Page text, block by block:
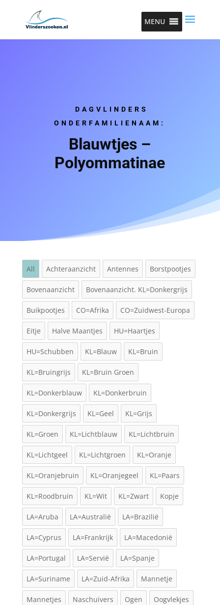
MENU
DAGVLINDERS
ONDERFAMILIENAAM:
Blauwtjes –
Polyommatinae
All Achteraanzicht Antennes Borstpootjes
Bovenaanzicht Bovenaanzicht. KL=Donkergrijs
Buikpootjes CO=Afrika CO=Zuidwest-Europa
Eitje Halve Maantjes HU=Haartjes
HU=Schubben KL=Blauw KL=Bruin
KL=Bruingrijs KL=Bruin Groen
KL=Donkerblauw KL=Donkerbruin
KL=Donkergrijs KL=Geel KL=Grijs
KL=Groen KL=Lichtblauw KL=Lichtbruin
KL=Lichtgeel KL=Lichtgroen KL=Oranje
KL=Oranjebruin KL=Oranjegeel KL=Paars
KL=Roodbruin KL=Wit KL=Zwart Kopje
LA=Aruba LA=Australië LA=Brazilië
LA=Cyprus LA=Frankrijk LA=Macedonië
LA=Portugal LA=Servië LA=Spanje
LA=Suriname LA=Zuid-Afrika Mannetje
Mannetjes Naschuivers Ogen Oogvlekjes